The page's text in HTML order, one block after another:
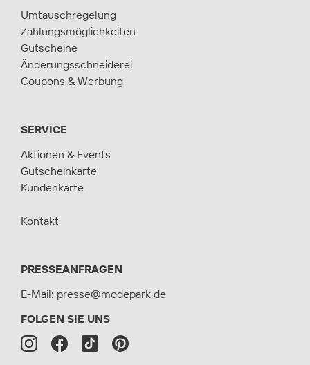
Umtauschregelung
Zahlungsmöglichkeiten
Gutscheine
Änderungsschneiderei
Coupons & Werbung
SERVICE
Aktionen & Events
Gutscheinkarte
Kundenkarte
Kontakt
PRESSEANFRAGEN
E-Mail: presse@modepark.de
FOLGEN SIE UNS